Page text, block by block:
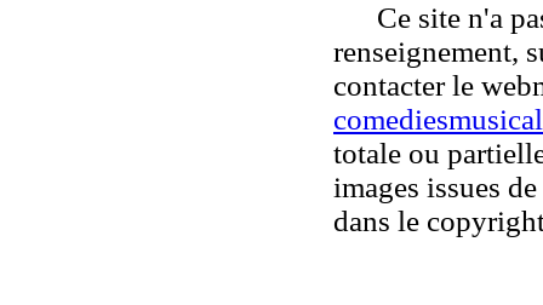
Ce site n'a
renseignement,
contacter le
totale ou
images issues
dans le